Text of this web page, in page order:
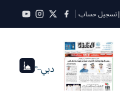
|تسجيل حساب
دبي--°